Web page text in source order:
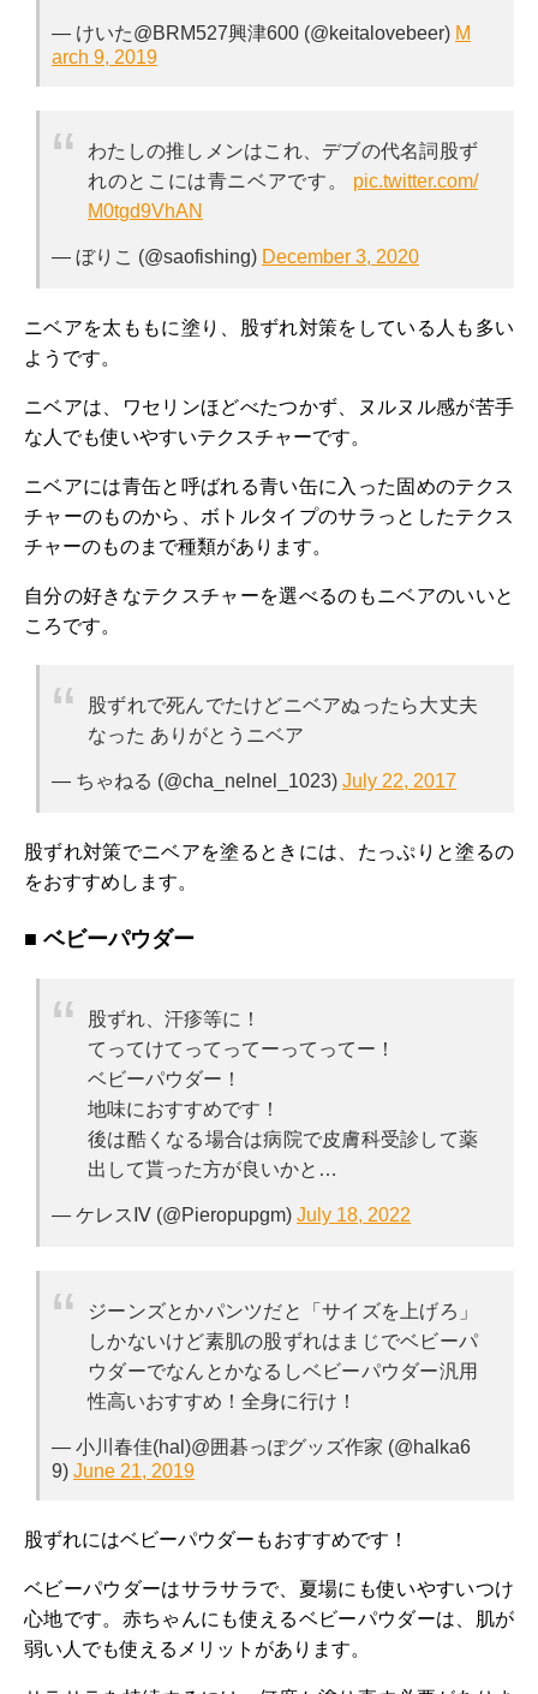
— けいた@BRM527興津600 (@keitalovebeer) M
arch 9, 2019
わたしの推しメンはこれ、デブの代名詞股ず
れのとこには青ニベアです。 pic.twitter.com/
M0tgd9VhAN
— ぼりこ (@saofishing) December 3, 2020
ニベアを太ももに塗り、股ずれ対策をしている人も多い
ようです。
ニベアは、ワセリンほどべたつかず、ヌルヌル感が苦手
な人でも使いやすいテクスチャーです。
ニベアには青缶と呼ばれる青い缶に入った固めのテクス
チャーのものから、ボトルタイプのサラっとしたテクス
チャーのものまで種類があります。
自分の好きなテクスチャーを選べるのもニベアのいいと
ころです。
股ずれで死んでたけどニベアぬったら大丈夫
なった ありがとうニベア
— ちゃねる (@cha_nelnel_1023) July 22, 2017
股ずれ対策でニベアを塗るときには、たっぷりと塗るの
をおすすめします。
■ ベビーパウダー
股ずれ、汗疹等に！
てってけてってってーってってー！
ベビーパウダー！
地味におすすめです！
後は酷くなる場合は病院で皮膚科受診して薬
出して貰った方が良いかと…
— ケレスⅣ (@Pieropupgm) July 18, 2022
ジーンズとかパンツだと「サイズを上げろ」
しかないけど素肌の股ずれはまじでベビーパ
ウダーでなんとかなるしベビーパウダー汎用
性高いおすすめ！全身に行け！
— 小川春佳(hal)@囲碁っぽグッズ作家 (@halka6
9) June 21, 2019
股ずれにはベビーパウダーもおすすめです！
ベビーパウダーはサラサラで、夏場にも使いやすいつけ
心地です。赤ちゃんにも使えるベビーパウダーは、肌が
弱い人でも使えるメリットがあります。